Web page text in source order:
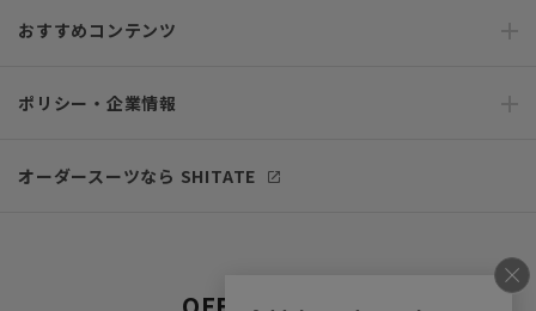
おすすめコンテンツ
ポリシー・企業情報
オーダースーツなら SHITATE